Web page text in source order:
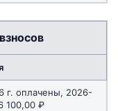
г. оплачены, 2026-
100,00 ₽